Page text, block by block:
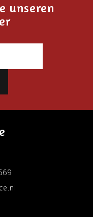
unseren